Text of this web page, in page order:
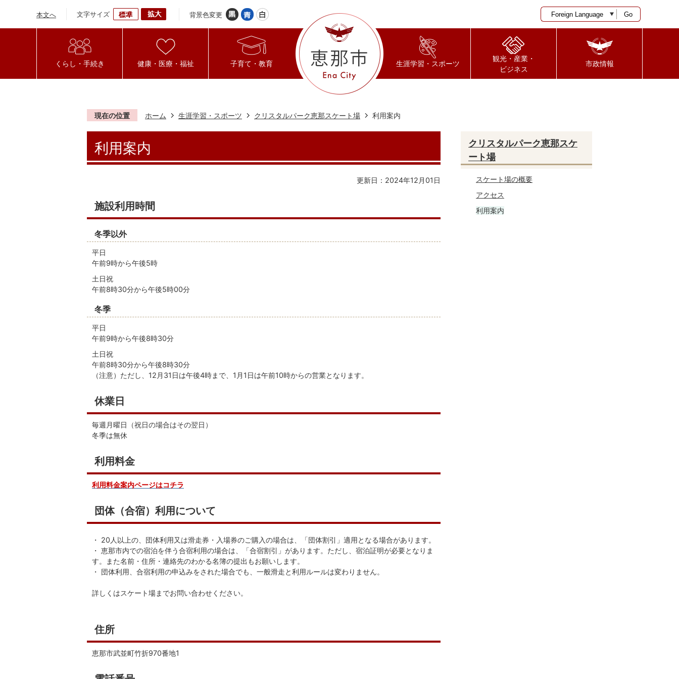
本文へ 文字サイズ 背景色変更 Go
くらし・手続き 健康・医療・福祉 子育て・教育 生涯学習・スポーツ
観光・産業・
ビジネス
市政情報
現在の位置 ホーム 生涯学習・スポーツ クリスタルパーク恵那スケート場 利用案内
利用案内
更新日：2024年12月01日
施設利用時間
冬季以外
平日
午前9時から午後5時
土日祝
午前8時30分から午後5時00分
冬季
平日
午前9時から午後8時30分
土日祝
午前8時30分から午後8時30分
（注意）ただし、12月31日は午後4時まで、1月1日は午前10時からの営業となります。
休業日
毎週月曜日（祝日の場合はその翌日）
冬季は無休
利用料金
利用料金案内ページはコチラ
団体（合宿）利用について
・ 20人以上の、団体利用又は滑走券・入場券のご購入の場合は、「団体割引」適用となる場合があります。
・ 恵那市内での宿泊を伴う合宿利用の場合は、「合宿割引」があります。ただし、宿泊証明が必要となりま
す。また名前・住所・連絡先のわかる名簿の提出もお願いします。
・ 団体利用、合宿利用の申込みをされた場合でも、一般滑走と利用ルールは変わりません。
詳しくはスケート場までお問い合わせください。
住所
恵那市武並町竹折970番地1
クリスタルパーク恵那スケ
ート場
スケート場の概要
アクセス
利用案内